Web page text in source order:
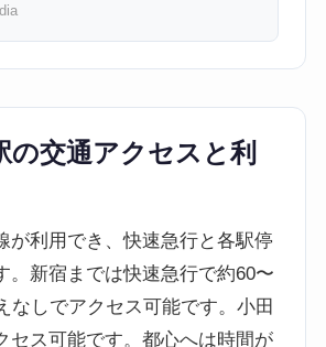
の交通アクセスと利
が利用でき、快速急行と各駅停
。新宿までは快速急行で約60〜
なしでアクセス可能です。小田
セス可能です。都心へは時間が